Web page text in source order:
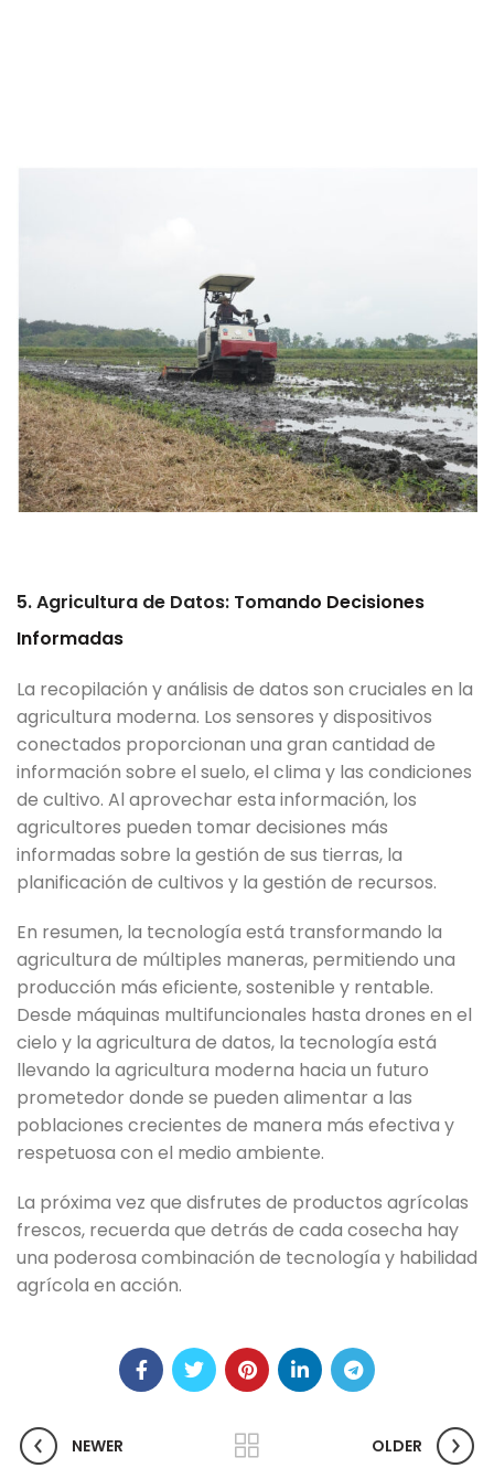
5. Agricultura de Datos: Tomando Decisiones
Informadas
La recopilación y análisis de datos son cruciales en la
agricultura moderna. Los sensores y dispositivos
conectados proporcionan una gran cantidad de
información sobre el suelo, el clima y las condiciones
de cultivo. Al aprovechar esta información, los
agricultores pueden tomar decisiones más
informadas sobre la gestión de sus tierras, la
planificación de cultivos y la gestión de recursos.
En resumen, la tecnología está transformando la
agricultura de múltiples maneras, permitiendo una
producción más eficiente, sostenible y rentable.
Desde máquinas multifuncionales hasta drones en el
cielo y la agricultura de datos, la tecnología está
llevando la agricultura moderna hacia un futuro
prometedor donde se pueden alimentar a las
poblaciones crecientes de manera más efectiva y
respetuosa con el medio ambiente.
La próxima vez que disfrutes de productos agrícolas
frescos, recuerda que detrás de cada cosecha hay
una poderosa combinación de tecnología y habilidad
agrícola en acción.
NEWER OLDER